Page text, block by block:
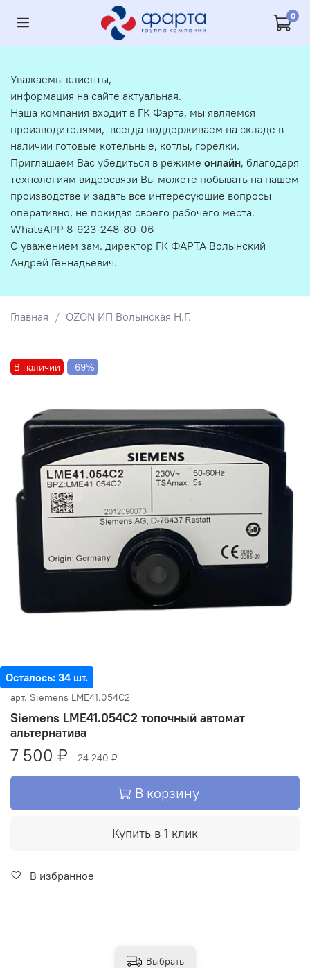
0
Главная OZON ИП Волынская Н.Г.
Осталось: 34 шт.
В наличии -69%
арт. Siemens LME41.054C2
Siemens LME41.054C2 топочный автомат
альтернатива
7 500 ₽ 24 240 ₽
В корзину
Купить в 1 клик
В избранное
Выбрать
Уважаемы клиенты,
информация на сайте актуальная.
Наша компания входит в ГК Фарта, мы являемся
производителями, всегда поддерживаем на складе в
наличии готовые котельные, котлы, горелки.
Приглашаем Вас убедиться в режиме онлайн, благодаря
технологиям видеосвязи Вы можете побывать на нашем
производстве и задать все интересующие вопросы
оперативно, не покидая своего рабочего места.
WhatsAPP 8-923-248-80-06
С уважением зам. директор ГК ФАРТА Волынский
Андрей Геннадьевич.